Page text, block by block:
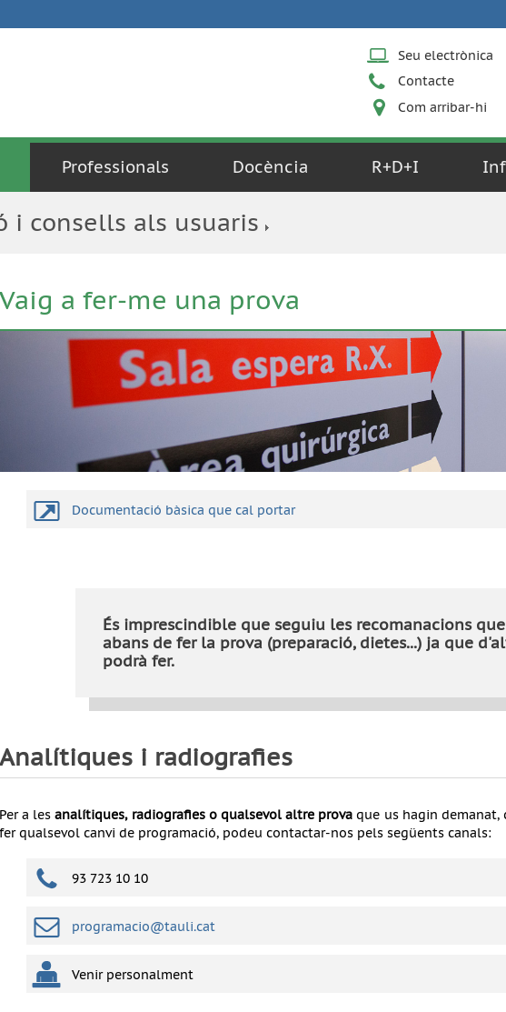
Seu electrònica
Contacte
Com arribar-hi
Professionals Docència R+D+I
i consells als usuaris
Vaig a fer-me una prova
Documentació bàsica que cal portar
És imprescindible que seguiu les recomanacions
abans de fer la prova (preparació, dietes...) ja que
podrà fer.
Analítiques i radiografies
Per a lesanalítiques, radiografies o qualsevol altre prova que us hagin demanat,
fer qualsevol canvi de programació, podeu contactar-nos pels següents canals:
93 723 10 10
programacio@tauli.cat
Venir personalment